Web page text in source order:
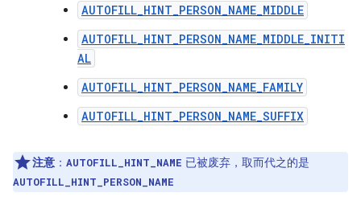
AUTOFILL_HINT_PERSON_NAME_MIDDLE
AUTOFILL_HINT_PERSON_NAME_MIDDLE_INITI
AL
AUTOFILL_HINT_PERSON_NAME_FAMILY
AUTOFILL_HINT_PERSON_NAME_SUFFIX
注意 ： AUTOFILL_HINT_NAME 已被废弃，取而代之的是
AUTOFILL_HINT_PERSON_NAME